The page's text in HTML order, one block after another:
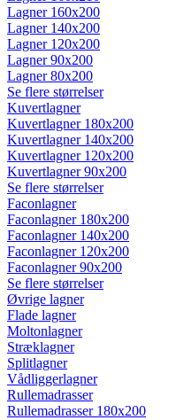
Lagner 160x200
Lagner 140x200
Lagner 120x200
Lagner 90x200
Lagner 80x200
Se flere størrelser
Kuvertlagner
Kuvertlagner 180x200
Kuvertlagner 140x200
Kuvertlagner 120x200
Kuvertlagner 90x200
Se flere størrelser
Faconlagner
Faconlagner 180x200
Faconlagner 140x200
Faconlagner 120x200
Faconlagner 90x200
Se flere størrelser
Øvrige lagner
Flade lagner
Moltonlagner
Stræklagner
Splitlagner
Vådliggerlagner
Rullemadrasser
Rullemadrasser 180x200